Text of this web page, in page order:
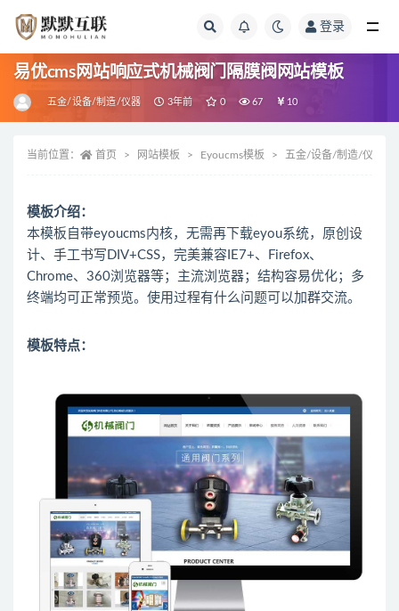
登录
易优cms网站响应式机械阀门隔膜阀网站模板
五金/设备/制造/仪器 3年前 0 67 10
当前位置： 首页 网站模板 Eyoucms模板 五金/设备/制造/仪器
模板介绍：
本模板自带eyoucms内核，无需再下载eyou系统，原创设
计、手工书写DIV+CSS，完美兼容IE7+、Firefox、
Chrome、360浏览器等；主流浏览器；结构容易优化；多
终端均可正常预览。使用过程有什么问题可以加群交流。
模板特点：